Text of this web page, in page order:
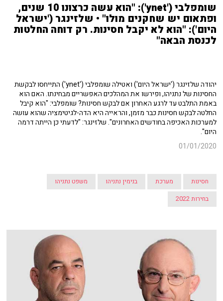
שומפלבי ('ynet'): "הוא עשה כרצונו 10 שנים,
ופתאום יש שחקנים מולו" • שלזינגר ('ישראל
היום'): "הוא לא יקבל חסינות. רק דוחה החלטות
לכנסת הבאה"
יהודה שלזינגר ('ישראל היום') ואטילה שומפלבי ('ynet') התייחסו לבקשת
החסינות של נתניהו, ופירשו את המהלכים האפשריים מבחינתו. האם הוא
באמת התלבט עד לרגע האחרון אם לבקש חסינות? שומפלבי: "הוא קיבל
החלטה לבקש חסינות כבר מזמן, והראייה היא הדה-לגיטימציה שהוא עושה
למערכות האכיפה בחודשים האחרונים". שלזינגר: "לדעתי כן הייתה דרמה
היום".
01/01/2020
חסינות מערכת בנימין נתניהו
משפט נתניהו
בחירות 2022